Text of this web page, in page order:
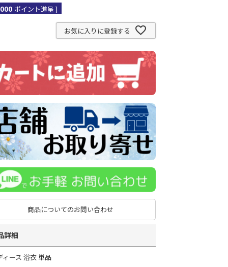
ポイント進呈 ]
お気に入りに登録する
商品についてのお問い合わせ
詳細
ィース 浴衣 単品